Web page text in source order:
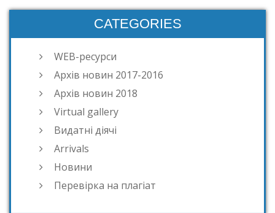
CATEGORIES
WEB-ресурси
Архів новин 2017-2016
Архів новин 2018
Virtual gallery
Видатні діячі
Arrivals
Новини
Перевірка на плагіат